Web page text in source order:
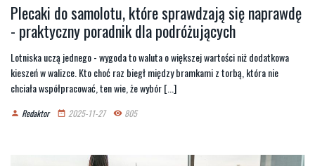
Plecaki do samolotu, które sprawdzają się naprawdę
- praktyczny poradnik dla podróżujących
Lotniska uczą jednego - wygoda to waluta o większej wartości niż dodatkowa
kieszeń w walizce. Kto choć raz biegł między bramkami z torbą, która nie
chciała współpracować, ten wie, że wybór [...]
person Redaktor date_range 2025-11-27 remove_red_eye 805